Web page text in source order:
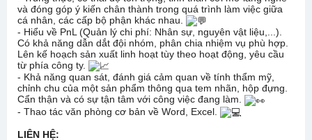
và đóng góp ý kiến chân thành trong quá trình làm việc giữa
cá nhân, các cấp bộ phận khác nhau.
- Hiểu về PnL (Quản lý chi phí: Nhân sự, nguyên vật liệu,...).
Có khả năng dẫn dắt đội nhóm, phân chia nhiệm vụ phù hợp.
Lên kế hoạch sản xuất linh hoạt tùy theo hoạt động, yêu cầu
từ phía công ty.
- Khả năng quan sát, đánh giá cảm quan về tính thẩm mỹ,
chỉnh chu của một sản phẩm thông qua tem nhãn, hộp đựng.
Cẩn thận và có sự tận tâm với công việc đang làm.
- Thao tác văn phòng cơ bản về Word, Excel.
LIÊN HỆ: